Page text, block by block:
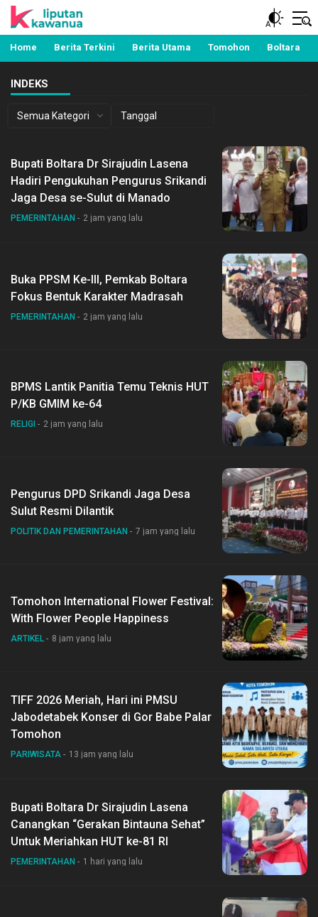
Liputan Kawanua
Berita Manado, Sulawesi Utara, Kawanua, Politik,
Pemerintahan, Hukum Kriminal dan Nasional
Home Berita Terkini Berita Utama Tomohon Boltara
INDEKS
Bupati Boltara Dr Sirajudin Lasena
Hadiri Pengukuhan Pengurus Srikandi
Jaga Desa se-Sulut di Manado
PEMERINTAHAN 2 jam yang lalu
Buka PPSM Ke-III, Pemkab Boltara
Fokus Bentuk Karakter Madrasah
PEMERINTAHAN 2 jam yang lalu
BPMS Lantik Panitia Temu Teknis HUT
P/KB GMIM ke-64
RELIGI 2 jam yang lalu
Pengurus DPD Srikandi Jaga Desa
Sulut Resmi Dilantik
POLITIK DAN PEMERINTAHAN 7 jam yang lalu
Tomohon International Flower Festival:
With Flower People Happiness
ARTIKEL 8 jam yang lalu
TIFF 2026 Meriah, Hari ini PMSU
Jabodetabek Konser di Gor Babe Palar
Tomohon
PARIWISATA 13 jam yang lalu
Bupati Boltara Dr Sirajudin Lasena
Canangkan “Gerakan Bintauna Sehat”
Untuk Meriahkan HUT ke-81 RI
PEMERINTAHAN 1 hari yang lalu